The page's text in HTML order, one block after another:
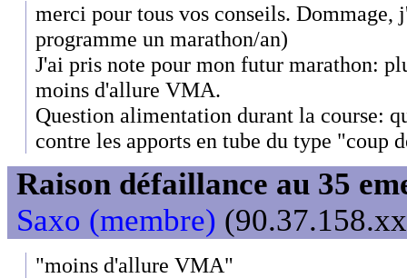
merci pour tous vos conseils. Dommage,
programme un marathon/an)
J'ai pris note pour mon futur marathon:
moins d'allure VMA.
Question alimentation durant la course:
contre les apports en tube du type "coup
Raison défaillance au 35
Saxo (membre)
"moins d'allure VMA"